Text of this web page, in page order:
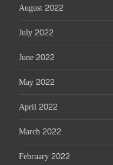
August 2022
July 2022
June 2022
May 2022
April 2022
March 2022
February 2022